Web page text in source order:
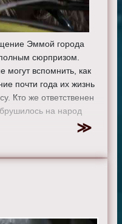
Эммой города
сюрпризом.
могут вспомнить, как
почти года их жизнь
Кто же ответственен
на народ
Моррисон,
Дорнан, Эйон
Колин О'Донохью,